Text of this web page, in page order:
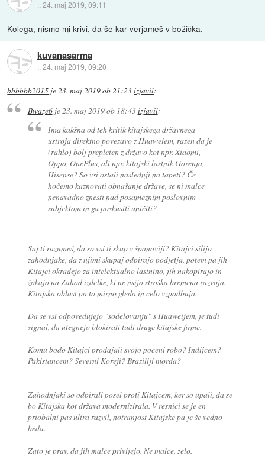
::24. maj 2019, 09:11
Kolega, nismo mi krivi, da še kar verjameš v božička.
kuvanasarma
::24. maj 2019, 09:20
bbbbbb2015 je23. maj 2019 ob 21:23izjavil:
Bwaze6je 23. maj 2019 ob 18:43izjavil:
Ima kakšna od teh kritik kitajskega državnega
ustroja direktno povezavo z Huaweiem, razen da je
(rahlo) bolj prepleten z državo kot npr. Xiaomi,
Oppo, OnePlus, ali npr. kitajski lastnik Gorenja,
Hisense? So vsi ostali naslednji na tapeti? Če
hočemo kaznovati obnašanje države, se ni malce
nenavadno znesti nad posameznim poslovnim
subjektom in ga poskusiti uničiti?
Saj ti razumeš, da so vsi ti skup v španoviji? Kitajci silijo
zahodnjake, da z njimi skupaj odpirajo podjetja, potem pa jih
Kitajci okradejo za intelektualno lastnino, jih nakopirajo in
žokajo na Zahod izdelke, ki ne nsijo stroška bremena razvoja.
Kitajska oblast pa to mirno gleda in celo vzpodbuja.
Da se vsi odpovedujejo "sodelovanju" s Huaweijem, je tudi
signal, da utegnejo blokirati tudi druge kitajske firme.
Komu bodo Kitajci prodajali svojo poceni robo? Indijcem?
Pakistancem? Severni Koreji? Braziliji morda?
Zahodnjaki so odpirali posel proti Kitajcem, ker so upali, da se
bo Kitajska kot država modernizirala. V resnici se je en
priobalni pas ultra razvil, notranjost Kitajske pa je še vedno
beda.
Zato je prav, da jih malce privijejo. Ne malce, zelo.